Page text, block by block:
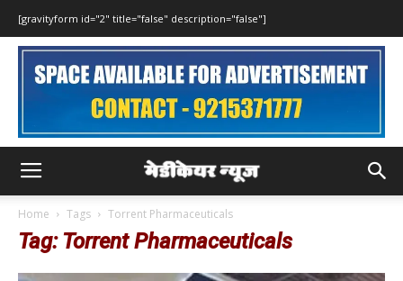
[gravityform id="2" title="false" description="false"]
Home Tags Torrent Pharmaceuticals
Tag: Torrent Pharmaceuticals